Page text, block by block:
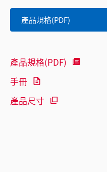
產品規格(PDF)
產品規格(PDF)
手冊
產品尺寸